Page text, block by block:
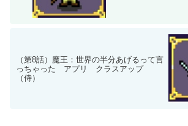
（第8話）魔王：世界の半分あげるって言
っちゃった アプリ クラスアップ
（侍）